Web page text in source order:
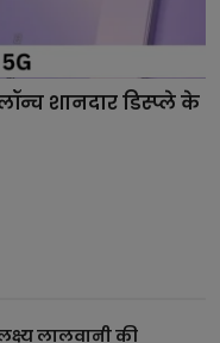
शानदार डिस्प्ले के
लालवानी की